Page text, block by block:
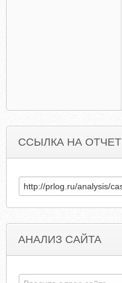
ССЫЛКА НА ОТЧЕТ
АНАЛИЗ САЙТА